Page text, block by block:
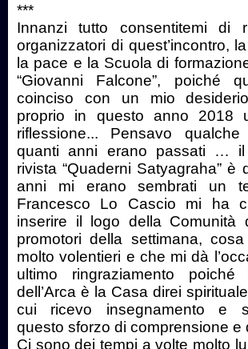
***
Innanzi tutto consentitemi di
organizzatori di quest’incontro,
la pace e la Scuola di
“Giovanni Falcone”, poiché
coinciso con un mio
proprio in questo anno 2018
riflessione... Pensavo
quanti anni erano passati … il
rivista “Quaderni Satyagraha” è
anni mi erano sembrati un
Francesco Lo Cascio mi ha
inserire il logo della Comunità
promotori della settimana,
molto volentieri e che mi dà
ultimo ringraziamento poiché
dell’Arca è la Casa direi
cui ricevo insegnamento e
questo sforzo di comprensione e
Ci sono dei tempi a volte molto